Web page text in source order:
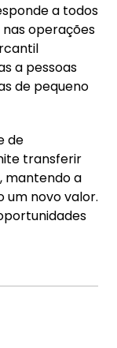
a todos
operações
a pessoas
de pequeno
de
transferir
mantendo a
um novo valor.